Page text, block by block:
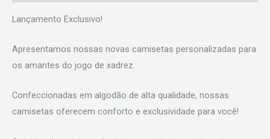
Lançamento Exclusivo!
Apresentamos nossas novas camisetas personalizadas para
os amantes do jogo de xadrez.
Confeccionadas em algodão de alta qualidade, nossas
camisetas oferecem conforto e exclusividade para você!